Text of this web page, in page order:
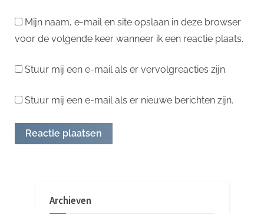
Mijn naam, e-mail en site opslaan in deze browser
voor de volgende keer wanneer ik een reactie plaats.
Stuur mij een e-mail als er vervolgreacties zijn.
Stuur mij een e-mail als er nieuwe berichten zijn.
Archieven